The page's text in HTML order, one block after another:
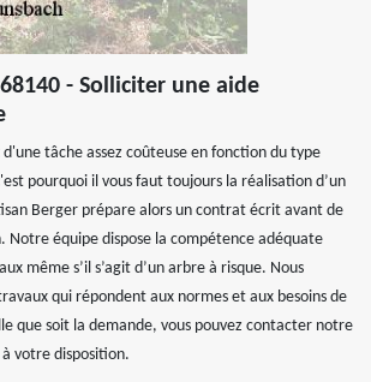
- Solliciter une aide
tâche assez coûteuse en fonction du type
pourquoi il vous faut toujours la réalisation d’un
Berger prépare alors un contrat écrit avant de
Notre équipe dispose la compétence adéquate
même s’il s’agit d’un arbre à risque. Nous
qui répondent aux normes et aux besoins de
que soit la demande, vous pouvez contacter notre
votre disposition.